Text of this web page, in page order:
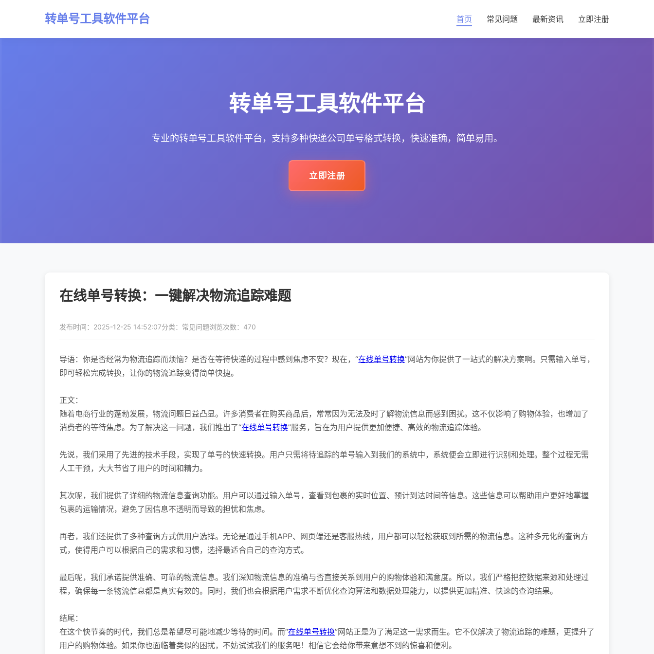
转单号工具软件平台 首页 常见问题 最新资讯 立即注册
转单号工具软件平台
专业的转单号工具软件平台，支持多种快递公司单号格式转换，快速准确，简单易用。
立即注册
在线单号转换：一键解决物流追踪难题
发布时间：2025-12-25 14:52:07分类：常见问题浏览次数：470
导语：你是否经常为物流追踪而烦恼？是否在等待快递的过程中感到焦虑不安？现在，“在线单号转换”网站为你提供了一站式的解决方案啊。只需输入单号，
即可轻松完成转换，让你的物流追踪变得简单快捷。
正文：
随着电商行业的蓬勃发展，物流问题日益凸显。许多消费者在购买商品后，常常因为无法及时了解物流信息而感到困扰。这不仅影响了购物体验，也增加了
消费者的等待焦虑。为了解决这一问题，我们推出了“在线单号转换”服务，旨在为用户提供更加便捷、高效的物流追踪体验。
先说，我们采用了先进的技术手段，实现了单号的快速转换。用户只需将待追踪的单号输入到我们的系统中，系统便会立即进行识别和处理。整个过程无需
人工干预，大大节省了用户的时间和精力。
其次呢，我们提供了详细的物流信息查询功能。用户可以通过输入单号，查看到包裹的实时位置、预计到达时间等信息。这些信息可以帮助用户更好地掌握
包裹的运输情况，避免了因信息不透明而导致的担忧和焦虑。
再者，我们还提供了多种查询方式供用户选择。无论是通过手机APP、网页端还是客服热线，用户都可以轻松获取到所需的物流信息。这种多元化的查询方
式，使得用户可以根据自己的需求和习惯，选择最适合自己的查询方式。
最后呢，我们承诺提供准确、可靠的物流信息。我们深知物流信息的准确与否直接关系到用户的购物体验和满意度。所以，我们严格把控数据来源和处理过
程，确保每一条物流信息都是真实有效的。同时，我们也会根据用户需求不断优化查询算法和数据处理能力，以提供更加精准、快速的查询结果。
结尾：
在这个快节奏的时代，我们总是希望尽可能地减少等待的时间。而“在线单号转换”网站正是为了满足这一需求而生。它不仅解决了物流追踪的难题，更提升了
用户的购物体验。如果你也面临着类似的困扰，不妨试试我们的服务吧！相信它会给你带来意想不到的惊喜和便利。